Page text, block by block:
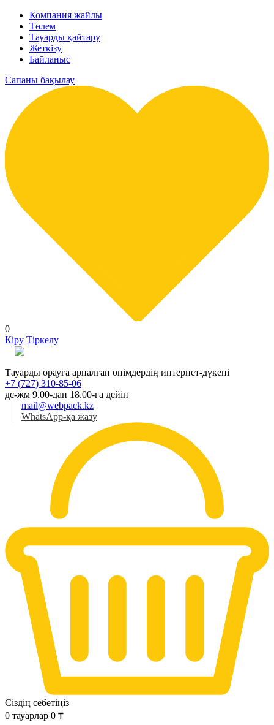
Компания жайлы
Төлем
Тауарды қайтару
Жеткізу
Байланыс
Сапаны бақылау
0
Кіру Тіркелу
Тауарды орауға арналған өнімдердің интернет-дүкені
+7 (727) 310-85-06
дс-жм 9.00-дан 18.00-ға дейін
mail@webpack.kz
WhatsApp-қа жазу
Сіздің себетіңіз
0 тауарлар 0 ₸